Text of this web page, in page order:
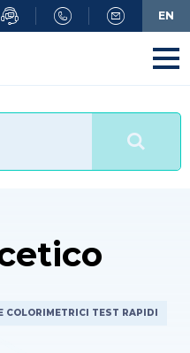
COLORIMETRICI TEST RAPIDI
EN